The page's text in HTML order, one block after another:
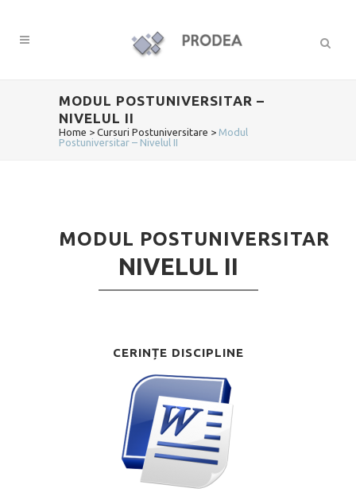
MODUL POSTUNIVERSITAR –
NIVELUL II
Home > Cursuri Postuniversitare > Modul
Postuniversitar – Nivelul II
MODUL POSTUNIVERSITAR
NIVELUL II
CERINȚE DISCIPLINE